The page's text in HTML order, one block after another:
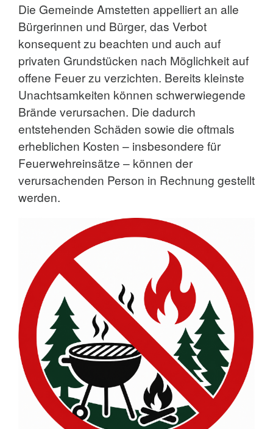
Die Gemeinde Amstetten appelliert an alle
Bürgerinnen und Bürger, das Verbot
konsequent zu beachten und auch auf
privaten Grundstücken nach Möglichkeit auf
offene Feuer zu verzichten. Bereits kleinste
Unachtsamkeiten können schwerwiegende
Brände verursachen. Die dadurch
entstehenden Schäden sowie die oftmals
erheblichen Kosten – insbesondere für
Feuerwehreinsätze – können der
verursachenden Person in Rechnung gestellt
werden.